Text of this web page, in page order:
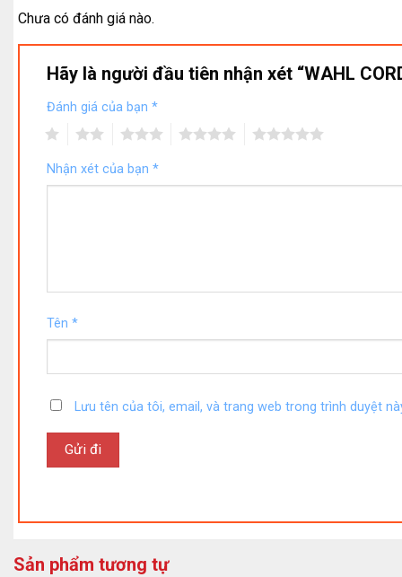
Chưa có đánh giá nào.
Hãy là người đầu tiên nhận xét “WAHL
Đánh giá của bạn *
Nhận xét của bạn *
Tên *
Lưu tên của tôi, email, và trang web trong trình duyệt
Sản phẩm tương tự